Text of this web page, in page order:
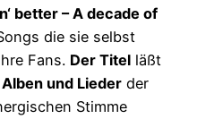
better – A decade of
die sie selbst
Fans. Der Titel läßt
und Lieder der
Stimme